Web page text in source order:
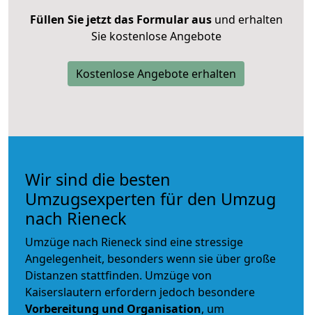
Füllen Sie jetzt das Formular ausund erhalten
Sie kostenlose Angebote
Kostenlose Angebote erhalten
Wir sind die besten
Umzugsexperten für den Umzug
nach Rieneck
Umzüge nach Rieneck sind eine stressige
Angelegenheit, besonders wenn sie über große
Distanzen stattfinden. Umzüge von
Kaiserslautern erfordern jedoch besondere
Vorbereitung und Organisation, um